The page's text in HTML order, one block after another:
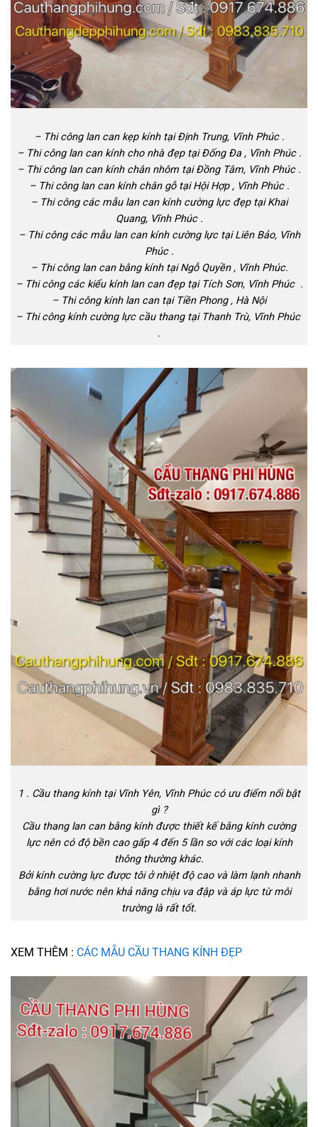
– Thi công lan can kẹp kính tại Định Trung, Vĩnh Phúc .
– Thi công lan can kính cho nhà đẹp tại Đống Đa , Vĩnh Phúc .
– Thi công lan can kính chân nhôm tại Đồng Tâm, Vĩnh Phúc .
– Thi công lan can kính chân gỗ tại Hội Hợp , Vĩnh Phúc .
– Thi công các mẫu lan can kính cường lực đẹp tại Khai
Quang, Vĩnh Phúc .
– Thi công các mẫu lan can kính cường lực tại Liên Bảo, Vĩnh
Phúc .
– Thi công lan can bằng kính tại Ngỗ Quyền , Vĩnh Phúc.
– Thi công các kiểu kính lan can đẹp tại Tích Sơn, Vĩnh Phúc .
– Thi công kính lan can tại Tiền Phong , Hà Nội
– Thi công kính cường lực cầu thang tại Thanh Trù, Vĩnh Phúc
.
1 . Cầu thang kính tại Vĩnh Yên, Vĩnh Phúc có ưu điểm nổi bật
gì ?
Cầu thang lan can bằng kính được thiết kế bằng kính cường
lực nên có độ bền cao gấp 4 đến 5 lần so với các loại kính
thông thường khác.
Bởi kính cường lực được tôi ở nhiệt độ cao và làm lạnh nhanh
bằng hơi nước nên khả năng chịu va đập và áp lực từ môi
trường là rất tốt.
XEM THÊM : CÁC MẪU CẦU THANG KÍNH ĐẸP